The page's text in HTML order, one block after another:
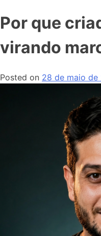
Por que
virando
Posted on 28 de maio de